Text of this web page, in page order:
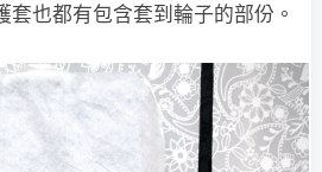
套也都有包含套到輪子的部份。